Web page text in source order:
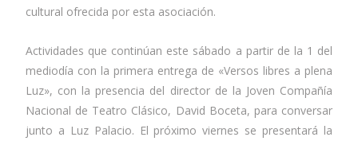
cultural ofrecida por esta asociación.
Actividades que continúan este sábado a partir de la 1 del
mediodía con la primera entrega de «Versos libres a plena
Luz», con la presencia del director de la Joven Compañía
Nacional de Teatro Clásico, David Boceta, para conversar
junto a Luz Palacio. El próximo viernes se presentará la